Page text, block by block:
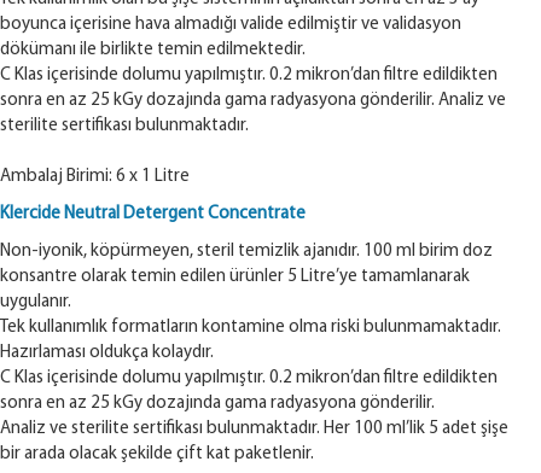
boyunca içerisine hava almadığı valide edilmiştir ve validasyon
dökümanı ile birlikte temin edilmektedir.
C Klas içerisinde dolumu yapılmıştır. 0.2 mikron’dan filtre edildikten
sonra en az 25 kGy dozajında gama radyasyona gönderilir. Analiz ve
sterilite sertifikası bulunmaktadır.
Ambalaj Birimi: 6 x 1 Litre
Klercide Neutral Detergent Concentrate
Non-iyonik, köpürmeyen, steril temizlik ajanıdır. 100 ml birim doz
konsantre olarak temin edilen ürünler 5 Litre’ye tamamlanarak
uygulanır.
Tek kullanımlık formatların kontamine olma riski bulunmamaktadır.
Hazırlaması oldukça kolaydır.
C Klas içerisinde dolumu yapılmıştır. 0.2 mikron’dan filtre edildikten
sonra en az 25 kGy dozajında gama radyasyona gönderilir.
Analiz ve sterilite sertifikası bulunmaktadır. Her 100 ml’lik 5 adet şişe
bir arada olacak şekilde çift kat paketlenir.